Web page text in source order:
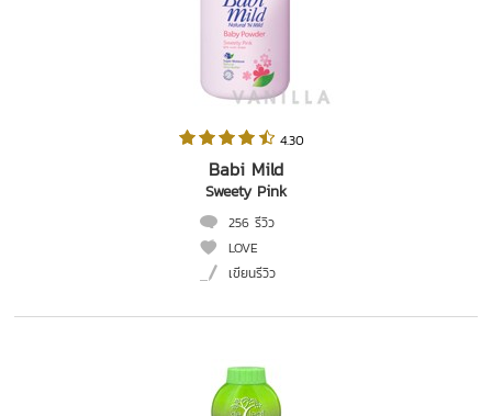
4.30
Babi Mild
Sweety Pink
256 รีวิว
LOVE
เขียนรีวิว